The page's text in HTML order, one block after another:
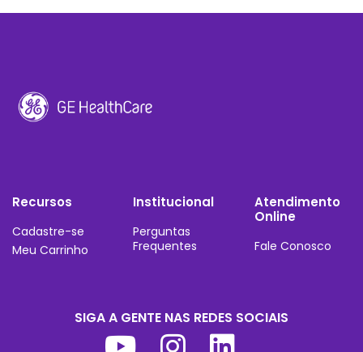
Recursos
Cadastre-se
Meu Carrinho
Institucional
Perguntas
Frequentes
Atendimento
Online
Fale Conosco
SIGA A GENTE NAS REDES SOCIAIS